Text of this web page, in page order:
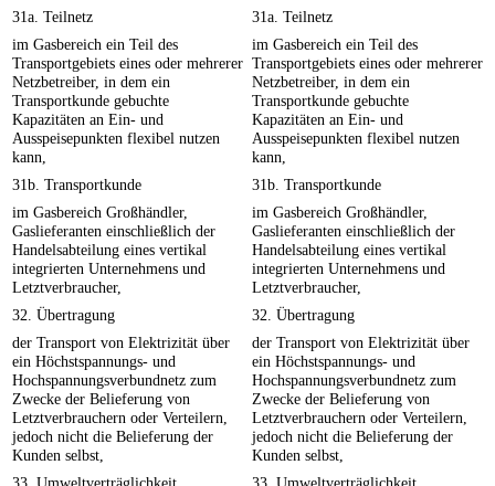
31a. Teilnetz
31a. Teilnetz
im Gasbereich ein Teil des
Transportgebiets eines oder mehrerer
Netzbetreiber, in dem ein
Transportkunde gebuchte
Kapazitäten an Ein- und
Ausspeisepunkten flexibel nutzen
kann,
im Gasbereich ein Teil des
Transportgebiets eines oder mehrerer
Netzbetreiber, in dem ein
Transportkunde gebuchte
Kapazitäten an Ein- und
Ausspeisepunkten flexibel nutzen
kann,
31b. Transportkunde
31b. Transportkunde
im Gasbereich Großhändler,
Gaslieferanten einschließlich der
Handelsabteilung eines vertikal
integrierten Unternehmens und
Letztverbraucher,
im Gasbereich Großhändler,
Gaslieferanten einschließlich der
Handelsabteilung eines vertikal
integrierten Unternehmens und
Letztverbraucher,
32. Übertragung
32. Übertragung
der Transport von Elektrizität über
ein Höchstspannungs- und
Hochspannungsverbundnetz zum
Zwecke der Belieferung von
Letztverbrauchern oder Verteilern,
jedoch nicht die Belieferung der
Kunden selbst,
der Transport von Elektrizität über
ein Höchstspannungs- und
Hochspannungsverbundnetz zum
Zwecke der Belieferung von
Letztverbrauchern oder Verteilern,
jedoch nicht die Belieferung der
Kunden selbst,